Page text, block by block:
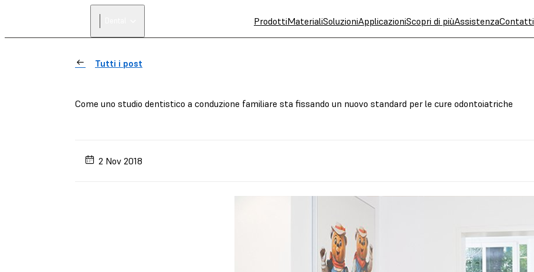
ProdottiMaterialiSoluzioniApplicazioniScopri di piùAssistenzaContatti
Tutti i post
Come uno studio dentistico a conduzione familiare sta fissando un nuovo standard per le cure odontoiatriche
2 Nov 2018